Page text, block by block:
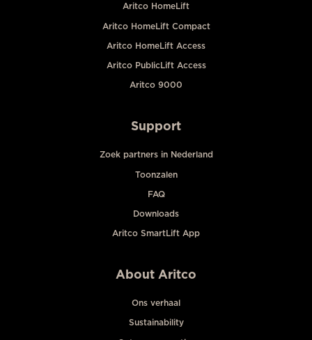
Aritco HomeLift
Aritco HomeLift Compact
Aritco HomeLift Access
Aritco PublicLift Access
Aritco 9000
Support
Zoek partners in Nederland
Toonzalen
FAQ
Downloads
Aritco SmartLift App
About Aritco
Ons verhaal
Sustainability